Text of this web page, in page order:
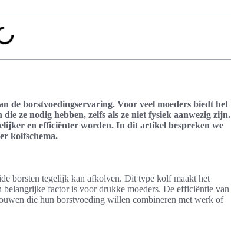
de borstvoedingservaring. Voor veel moeders biedt het
ze nodig hebben, zelfs als ze niet fysiek aanwezig zijn.
en efficiënter worden. In dit artikel bespreken we
kolfschema.
borsten tegelijk kan afkolven. Dit type kolf maakt het
factor is voor drukke moeders. De efficiëntie van
die hun borstvoeding willen combineren met werk of